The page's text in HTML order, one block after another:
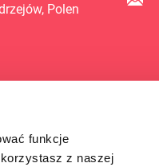
funkcje
z naszej
Polen